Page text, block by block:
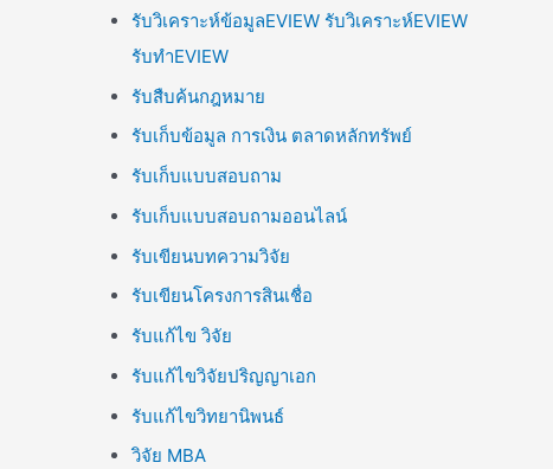
รับวิเคราะห์ข้อมูลEVIEW รับวิเคราะห์EVIEW
รับทำEVIEW
รับสืบค้นกฎหมาย
รับเก็บข้อมูล การเงิน ตลาดหลักทรัพย์
รับเก็บแบบสอบถาม
รับเก็บแบบสอบถามออนไลน์
รับเขียนบทความวิจัย
รับเขียนโครงการสินเชื่อ
รับแก้ไข วิจัย
รับแก้ไขวิจัยปริญญาเอก
รับแก้ไขวิทยานิพนธ์
วิจัย MBA